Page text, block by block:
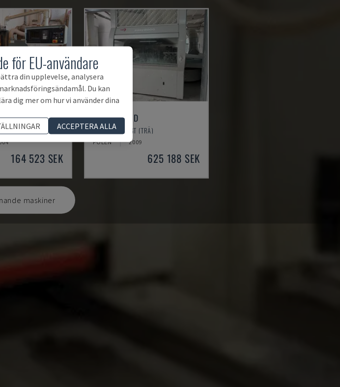
164 523 SEK
EASY 2000 D
CEFLA - ÖVRIGT (TRÄ)
POLEN 2009
625 188 SEK
maskiner
för EU-användare
din upplevelse, analysera
Du kan
dig mer om hur vi använder dina
ACCEPTERA ALLA